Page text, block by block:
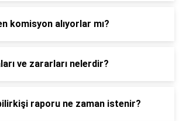
komisyon alıyorlar mı?
ve zararları nelerdir?
raporu ne zaman istenir?